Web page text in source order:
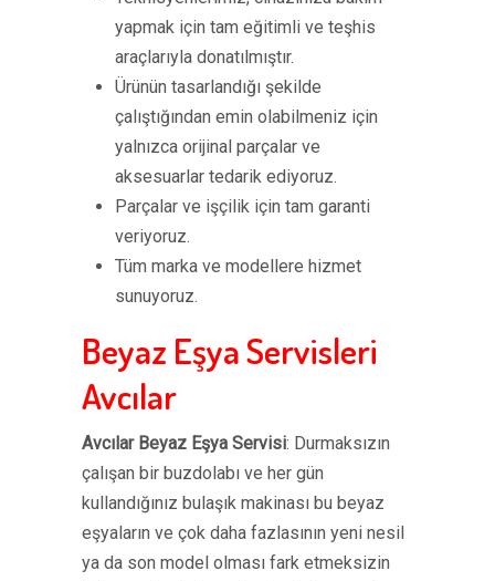
yapmak için tam eğitimli ve teşhis
araçlarıyla donatılmıştır.
Ürünün tasarlandığı şekilde
çalıştığından emin olabilmeniz için
yalnızca orijinal parçalar ve
aksesuarlar tedarik ediyoruz.
Parçalar ve işçilik için tam garanti
veriyoruz.
Tüm marka ve modellere hizmet
sunuyoruz.
Beyaz Eşya Servisleri
Avcılar
Avcılar Beyaz Eşya Servisi: Durmaksızın
çalışan bir buzdolabı ve her gün
kullandığınız bulaşık makinası bu beyaz
eşyaların ve çok daha fazlasının yeni nesil
ya da son model olması fark etmeksizin